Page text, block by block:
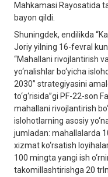
Mahkamasi Rayosatida
bayon qildi.
Shuningdek, endilikda
Joriy yilning 16-fevral
“Mahallani rivojlantirish
yo‘nalishlar bo‘yicha
2030” strategiyasini
to‘g‘risida”gi PF-22-son
mahallani rivojlantirish
islohotlarning asosiy
jumladan: mahallalarda
xizmat ko‘rsatish
100 mingta yangi ish
takomillashtirishga 20 trln